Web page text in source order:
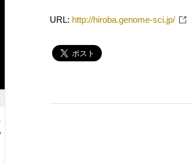
URL: http://hiroba.genome-sci.jp/